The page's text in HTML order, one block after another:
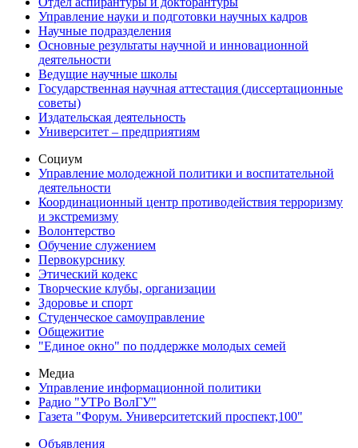
Управление науки и подготовки научных кадров
Научные подразделения
Основные результаты научной и инновационной
деятельности
Ведущие научные школы
Государственная научная аттестация (диссертационные
советы)
Издательская деятельность
Университет – предприятиям
Социум
Управление молодежной политики и воспитательной
деятельности
Координационный центр противодействия терроризму
и экстремизму
Волонтерство
Обучение служением
Первокурснику
Этический кодекс
Творческие клубы, организации
Здоровье и спорт
Студенческое самоуправление
Общежитие
"Единое окно" по поддержке молодых семей
Медиа
Управление информационной политики
Радио "УТРо ВолГУ"
Газета "Форум. Университетский проспект,100"
Объявления